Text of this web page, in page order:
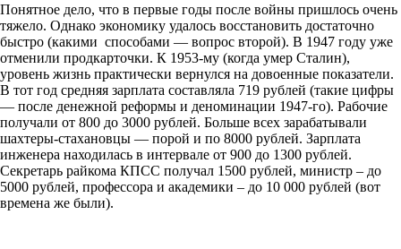
Понятное дело, что в первые годы после войны пришлось очень
тяжело. Однако экономику удалось восстановить достаточно
быстро (какими способами — вопрос второй). В 1947 году уже
отменили продкарточки. К 1953-му (когда умер Сталин),
уровень жизнь практически вернулся на довоенные показатели.
В тот год средняя зарплата составляла 719 рублей (такие цифры
— после денежной реформы и деноминации 1947-го). Рабочие
получали от 800 до 3000 рублей. Больше всех зарабатывали
шахтеры-стахановцы — порой и по 8000 рублей. Зарплата
инженера находилась в интервале от 900 до 1300 рублей.
Секретарь райкома КПСС получал 1500 рублей, министр – до
5000 рублей, профессора и академики – до 10 000 рублей (вот
времена же были).